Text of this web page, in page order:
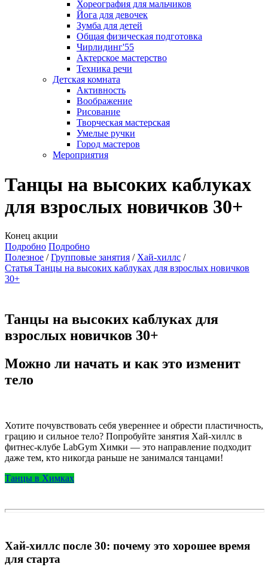
Хореография для мальчиков
Йога для девочек
Зумба для детей
Общая физическая подготовка
Чирлидинг'55
Актерское мастерство
Техника речи
Детская комната
Активность
Воображение
Рисование
Творческая мастерская
Умелые ручки
Город мастеров
Мероприятия
Танцы на высоких каблуках
для взрослых новичков 30+
Конец акции
Подробно Подробно
Полезное
Групповые занятия
Хай-хиллс
Статья Танцы на высоких каблуках для взрослых новичков
30+
Танцы на высоких каблуках для
взрослых новичков 30+
Можно ли начать и как это изменит
тело
Хотите почувствовать себя увереннее и обрести пластичность,
грацию и сильное тело? Попробуйте занятия Хай-хиллс в
фитнес-клубе LabGym Химки — это направление подходит
даже тем, кто никогда раньше не занимался танцами!
Танцы в Химках
Хай-хиллс после 30: почему это хорошее время
для старта